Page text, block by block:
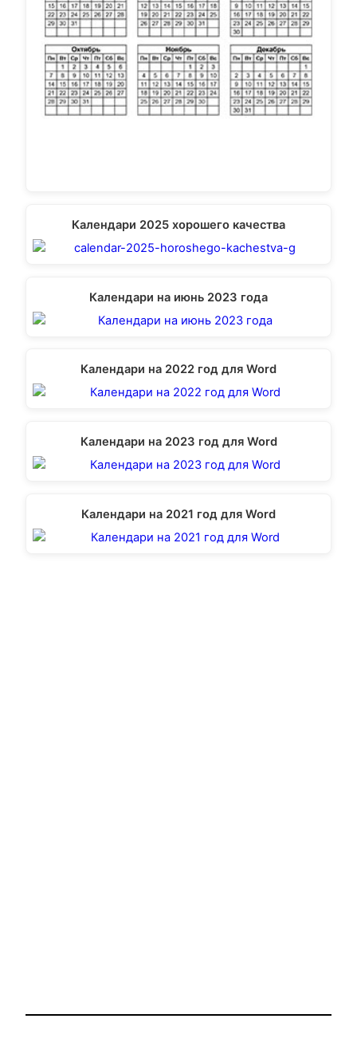
Календари 2025 хорошего качества
Календари на июнь 2023 года
Календари на 2022 год для Word
Календари на 2023 год для Word
Календари на 2021 год для Word